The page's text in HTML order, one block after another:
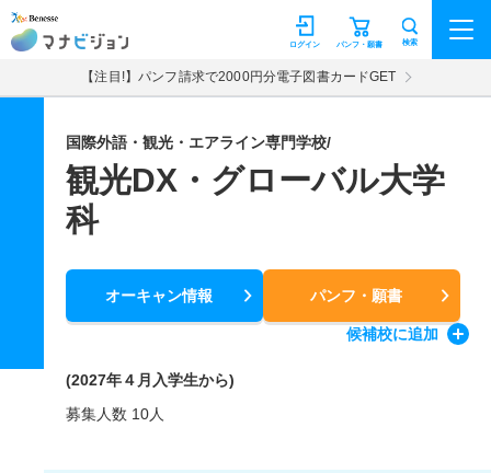
マナビジョン パンフ・願書
ログイン 検索
【注目!】パンフ請求で2000円分電子図書カードGET
国際外語・観光・エアライン専門学校/
観光DX・グローバル大学
科
オーキャン情報 パンフ・願書
候補校に追加
(2027年４月入学生から)
募集人数 10人